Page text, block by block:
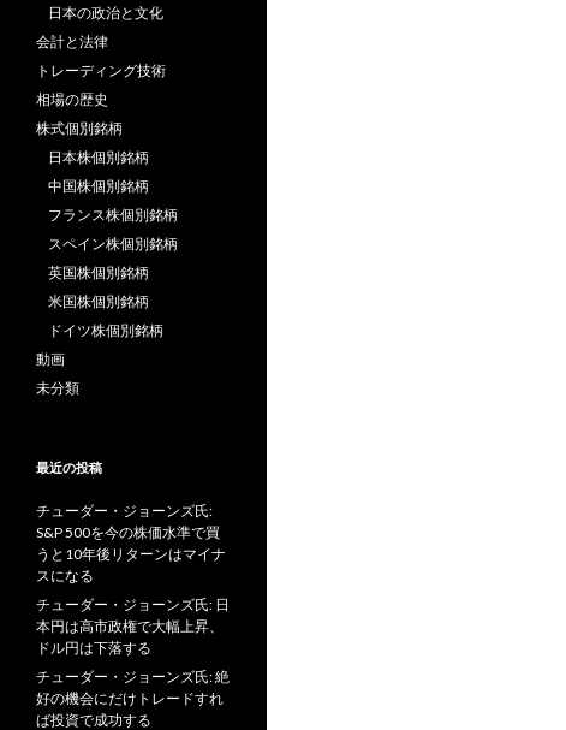
日本の政治と文化
会計と法律
トレーディング技術
相場の歴史
株式個別銘柄
日本株個別銘柄
中国株個別銘柄
フランス株個別銘柄
スペイン株個別銘柄
英国株個別銘柄
米国株個別銘柄
ドイツ株個別銘柄
動画
未分類
最近の投稿
チューダー・ジョーンズ氏:
S&P 500を今の株価水準で買
うと10年後リターンはマイナ
スになる
チューダー・ジョーンズ氏: 日
本円は高市政権で大幅上昇、
ドル円は下落する
チューダー・ジョーンズ氏: 絶
好の機会にだけトレードすれ
ば投資で成功する